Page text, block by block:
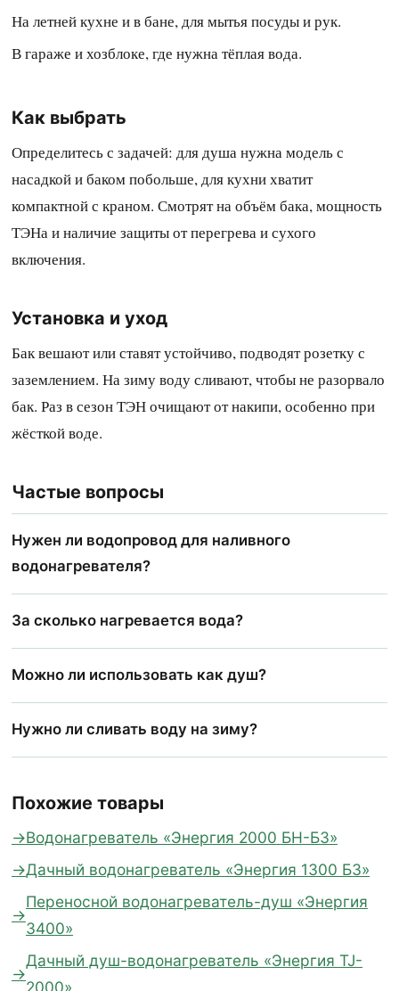
На летней кухне и в бане, для мытья посуды и рук.
В гараже и хозблоке, где нужна тёплая вода.
Как выбрать
Определитесь с задачей: для душа нужна модель с
насадкой и баком побольше, для кухни хватит
компактной с краном. Смотрят на объём бака, мощность
ТЭНа и наличие защиты от перегрева и сухого
включения.
Установка и уход
Бак вешают или ставят устойчиво, подводят розетку с
заземлением. На зиму воду сливают, чтобы не разорвало
бак. Раз в сезон ТЭН очищают от накипи, особенно при
жёсткой воде.
Частые вопросы
Нужен ли водопровод для наливного
водонагревателя?
За сколько нагревается вода?
Можно ли использовать как душ?
Нужно ли сливать воду на зиму?
Похожие товары
Водонагреватель «Энергия 2000 БН-БЗ»
Дачный водонагреватель «Энергия 1300 БЗ»
Переносной водонагреватель-душ «Энергия
3400»
Дачный душ-водонагреватель «Энергия TJ-
2000»